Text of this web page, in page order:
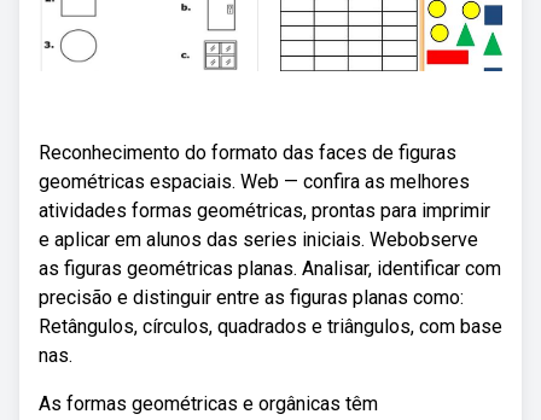
Reconhecimento do formato das faces de figuras
geométricas espaciais. Web — confira as melhores
atividades formas geométricas, prontas para imprimir
e aplicar em alunos das series iniciais. Webobserve
as figuras geométricas planas. Analisar, identificar com
precisão e distinguir entre as figuras planas como:
Retângulos, círculos, quadrados e triângulos, com base
nas.
As formas geométricas e orgânicas têm